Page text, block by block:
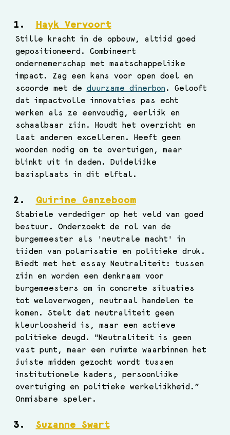
Hayk Vervoort
Stille kracht in de opbouw, altijd goed
gepositioneerd. Combineert
ondernemerschap met maatschappelijke
impact. Zag een kans voor open doel en
scoorde met de duurzame dinerbon. Gelooft
dat impactvolle innovaties pas echt
werken als ze eenvoudig, eerlijk en
schaalbaar zijn. Houdt het overzicht en
laat anderen excelleren. Heeft geen
woorden nodig om te overtuigen, maar
blinkt uit in daden. Duidelijke
basisplaats in dit elftal.
Quirine Ganzeboom
Stabiele verdediger op het veld van goed
bestuur. Onderzoekt de rol van de
burgemeester als 'neutrale macht' in
tijden van polarisatie en politieke druk.
Biedt met het essay Neutraliteit: tussen
zijn en worden een denkraam voor
burgemeesters om in concrete situaties
tot weloverwogen, neutraal handelen te
komen. Stelt dat neutraliteit geen
kleurloosheid is, maar een actieve
politieke deugd. "Neutraliteit is geen
vast punt, maar een ruimte waarbinnen het
juiste midden gezocht wordt tussen
institutionele kaders, persoonlijke
overtuiging en politieke werkelijkheid.”
Onmisbare speler.
Suzanne Swart